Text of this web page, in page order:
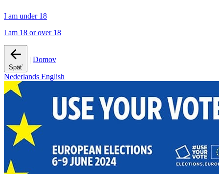
I am under 18
I am 18 or over 18
Späť
| Domov
Nederlands English